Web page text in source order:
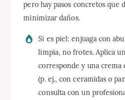
pero hay pasos concretos que
minimizar daños.
Si es piel: enjuaga con
limpia, no frotes. Aplica
corresponde y una crema
(p. ej., con ceramidas o
consulta con un